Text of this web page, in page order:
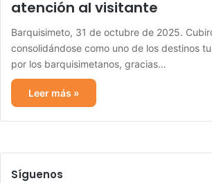
atención al visitante
Barquisimeto, 31 de octubre de 2025.
consolidándose como uno de los destinos
por los barquisimetanos, gracias…
Leer más »
Síguenos